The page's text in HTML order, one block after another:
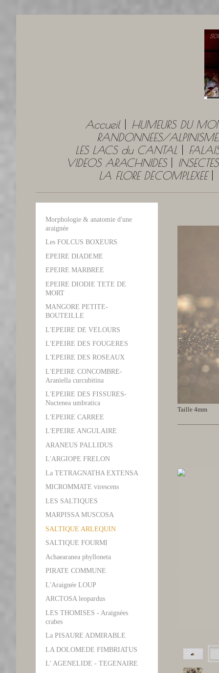
Accueil
HUMEURS DU
RANDONNÉES/
LES LACS du CANTAL
VIDEOS ARACHNIDES
INSECTES
LA FLORE DÉCOMPLEXÉE
Taille 4mm
Morphologie & anatomie d'une
araignée
Les FOLCUS BOXEURS
EPEIRE DIADEME
EPEIRE MARBREE
EPEIRE DIODIE TETE DE
MORT
MANGORE PETITE-
BOUTEILLE
L'EPEIRE DE VELOURS
L'EPEIRE DES FOUGERES
L'EPEIRE DES ROSEAUX
L'EPEIRE CONCOMBRE-
Araniella curcubitina
L'EPEIRE DES FISSURES-
Nuctenea umbratica
L'EPEIRE CARREE
L'EPEIRE ANGULAIRE
ARANEUS PALLIDUS
L'ARGIOPE FRELON
La TETRAGNATHA EXTENSA
MICROMMATE virescens
LES SALTIQUES
MARPISSA MUSCOSA
SALTIQUE ARLEQUIN
SALTIQUE FOURMI
Achaearanea phylloneta
PIRATE COMMUNE
L'Araignée LOUP
ARCTOSA leopardus
LES THOMISES - Araignées
crabes
La PISAURE ADMIRABLE
LA DOLOMEDE FIMBRIATUS
L' AGENELIDE - TEGENAIRE